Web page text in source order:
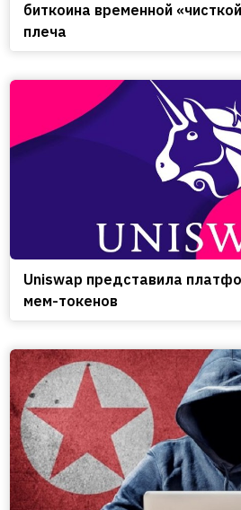
биткоина временной
плеча
Uniswap представила
мем-токенов